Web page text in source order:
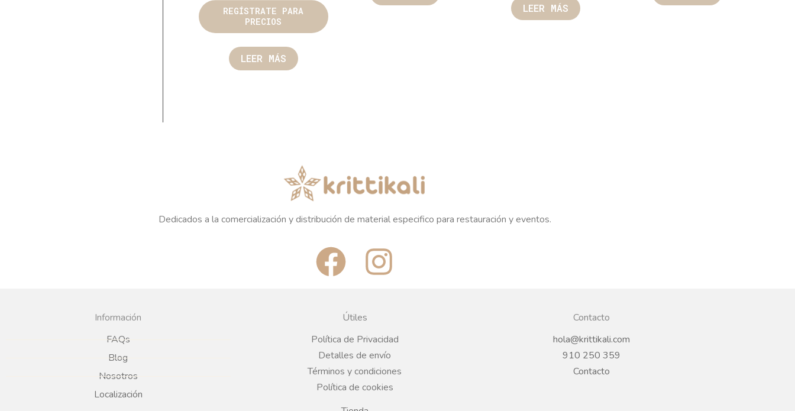
REGÍSTRATE PARA
PRECIOS
LEER MÁS
LEER MÁS
Dedicados a la comercialización y distribución de material especifico para restauración y eventos.
F
a
c
e
b
I
n
t
a
Información
FAQs
Blog
Nosotros
Localización
Útiles
Política de Privacidad
Detalles de envío
Términos y condiciones
Política de cookies
Contacto
hola@krittikali.com
910 250 359
Contacto